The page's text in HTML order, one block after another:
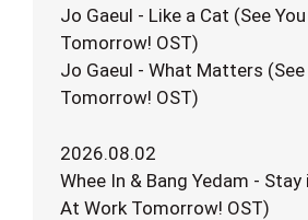
Jo Gaeul - Like a Cat (See
Tomorrow! OST)
Jo Gaeul - What Matters
Tomorrow! OST)
2026.08.02
Whee In & Bang Yedam - Stay
At Work Tomorrow! OST)